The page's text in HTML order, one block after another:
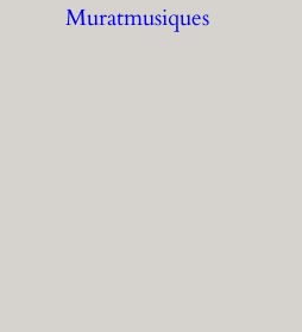
Muratmusiques